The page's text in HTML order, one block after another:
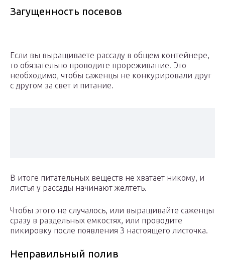
Загущенность посевов
Если вы выращиваете рассаду в общем контейнере,
то обязательно проводите прореживание. Это
необходимо, чтобы саженцы не конкурировали друг
с другом за свет и питание.
В итоге питательных веществ не хватает никому, и
листья у рассады начинают желтеть.
Чтобы этого не случалось, или выращивайте саженцы
сразу в раздельных емкостях, или проводите
пикировку после появления 3 настоящего листочка.
Неправильный полив